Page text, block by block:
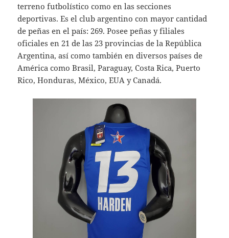
terreno futbolístico como en las secciones
deportivas. Es el club argentino con mayor cantidad
de peñas en el país: 269. Posee peñas y filiales
oficiales en 21 de las 23 provincias de la República
Argentina, así como también en diversos países de
América como Brasil, Paraguay, Costa Rica, Puerto
Rico, Honduras, México, EUA y Canadá.